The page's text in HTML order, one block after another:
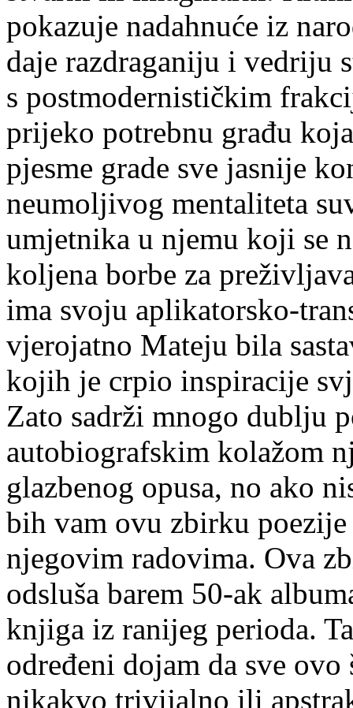
pokazuje nadahnuće iz
daje razdraganiju i vedriju
s postmodernističkim
prijeko potrebnu građu
pjesme grade sve jasnije
neumoljivog mentaliteta
umjetnika u njemu koji se
koljena borbe za
ima svoju aplikatorsko-
vjerojatno Mateju bila
kojih je crpio inspiracije
Zato sadrži mnogo dublju
autobiografskim kolažom
glazbenog opusa, no ako
bih vam ovu zbirku
njegovim radovima. Ova
odsluša barem 50-ak
knjiga iz ranijeg perioda.
određeni dojam da sve
nikakvo trivijalno ili